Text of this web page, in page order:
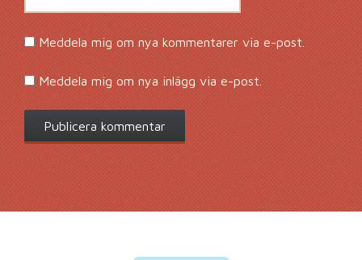
Meddela mig om nya kommentarer via e-post.
Meddela mig om nya inlägg via e-post.